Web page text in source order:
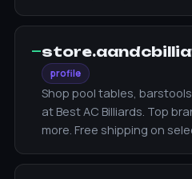
—
profile
Shop pool tables,
at Best AC Billiards. Top
more. Free shipping on